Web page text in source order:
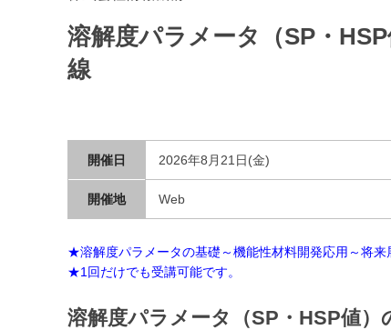
溶解度パラメータ（SP・
線
開催日 2026年8月21日(金)
開催地 Web
★溶解度パラメータの基礎～機能性材料開発応用～将来
★1回だけでも受講可能です。
溶解度パラメータ（SP・HSP値